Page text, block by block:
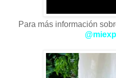
Para más información